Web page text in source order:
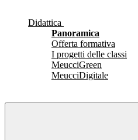
Didattica
Panoramica
Offerta formativa
I progetti delle classi
MeucciGreen
MeucciDigitale